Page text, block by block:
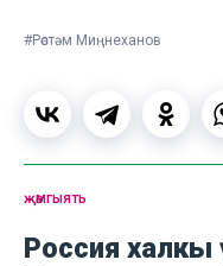
#Рөстәм Миңнеханов
җәмгыять
Россия халкы